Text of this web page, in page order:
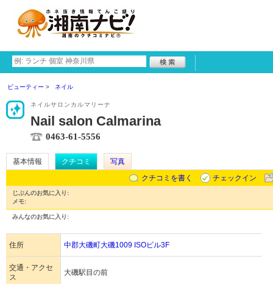
ビューティー ネイル
ネイルサロンカルマリーナ
Nail salon Calmarina
0463-61-5556
基本情報 クチコミ
写真
クチコミを書く
チェックイン
じぶんのお気に入り:
メモ:
みんなのお気に入り:
住所 中郡大磯町大磯1009 ISOビル3F
交通・アクセ
ス
大磯駅目の前